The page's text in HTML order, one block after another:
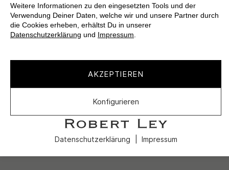
Weitere Informationen zu den eingesetzten Tools und der
Verwendung Deiner Daten, welche wir und unsere Partner durch
die Cookies erheben, erhältst Du in unserer
Datenschutzerklärung und Impressum.
AKZEPTIEREN
Konfigurieren
Datenschutzerklärung Impressum